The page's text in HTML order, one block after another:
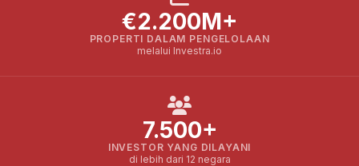
€2.200M+
PROPERTI DALAM PENGELOLAAN
melalui Investra.io
7.500+
INVESTOR YANG DILAYANI
di lebih dari 12 negara